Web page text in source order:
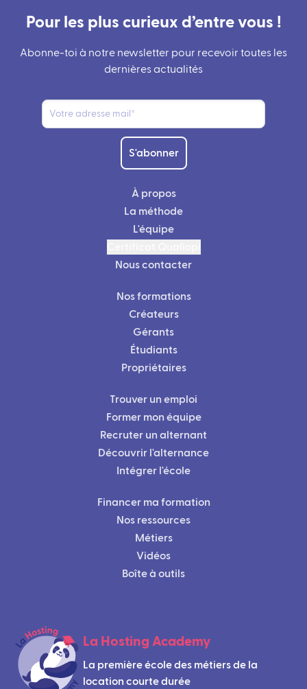
Pour les plus curieux d’entre vous !
Abonne-toi à notre newsletter pour recevoir toutes les
dernières actualités
S'abonner
La Hosting Academy
La première école des métiers de la
location courte durée
À propos
La méthode
L'équipe
Nous contacter
Nos formations
Créateurs
Gérants
Étudiants
Propriétaires
Trouver un emploi
Former mon équipe
Recruter un alternant
Découvrir l'alternance
Intégrer l'école
Financer ma formation
Nos ressources
Métiers
Vidéos
Boîte à outils